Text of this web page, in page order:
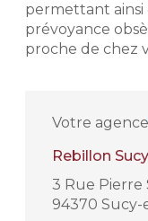
permettant ainsi
prévoyance
proche de chez
Votre
Rebillon
3 Rue Pierre
94370 Sucy-